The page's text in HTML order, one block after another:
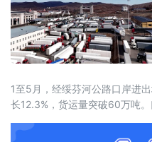
1至5月，经绥芬河公路口岸进
长12.3%，货运量突破60万吨